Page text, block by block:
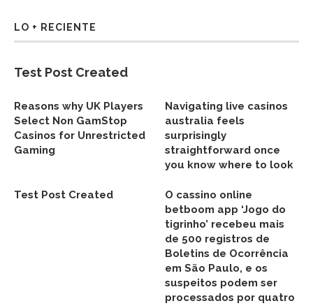
LO + RECIENTE
Test Post Created
Reasons why UK Players
Select Non GamStop
Casinos for Unrestricted
Gaming
Navigating live casinos
australia feels
surprisingly
straightforward once
you know where to look
Test Post Created
O cassino online
betboom app ‘Jogo do
tigrinho’ recebeu mais
de 500 registros de
Boletins de Ocorrência
em São Paulo, e os
suspeitos podem ser
processados por quatro